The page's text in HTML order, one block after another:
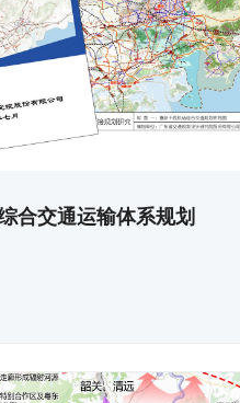
合交通运输体系规划